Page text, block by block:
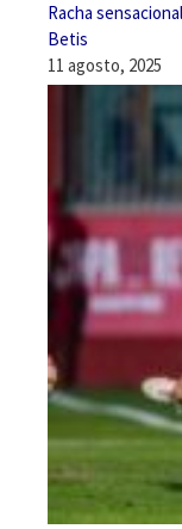
Racha
Betis
11 agosto, 2025